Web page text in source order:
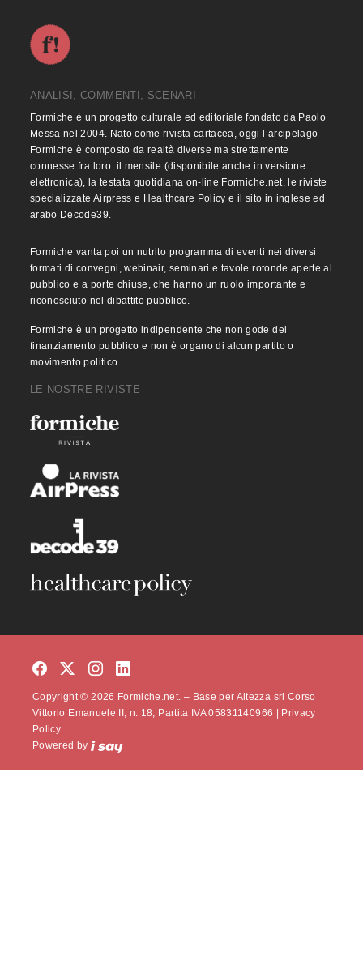
ANALISI, COMMENTI, SCENARI
Formiche è un progetto culturale ed editoriale fondato da Paolo
Messa nel 2004. Nato come rivista cartacea, oggi l’arcipelago
Formiche è composto da realtà diverse ma strettamente
connesse fra loro: il mensile (disponibile anche in versione
elettronica), la testata quotidiana on-line Formiche.net, le riviste
specializzate Airpress e Healthcare Policy e il sito in inglese ed
arabo Decode39.
Formiche vanta poi un nutrito programma di eventi nei diversi
formati di convegni, webinair, seminari e tavole rotonde aperte al
pubblico e a porte chiuse, che hanno un ruolo importante e
riconosciuto nel dibattito pubblico.
Formiche è un progetto indipendente che non gode del
finanziamento pubblico e non è organo di alcun partito o
movimento politico.
LE NOSTRE RIVISTE
Copyright © 2026 Formiche.net. – Base per Altezza srl Corso
Vittorio Emanuele II, n. 18, Partita IVA 05831140966 |
Privacy
Policy.
Powered by